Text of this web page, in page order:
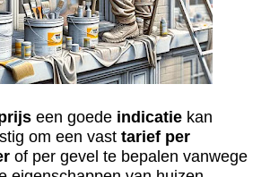
een goede indicatie kan
om een vast tarief per
of per gevel te bepalen vanwege